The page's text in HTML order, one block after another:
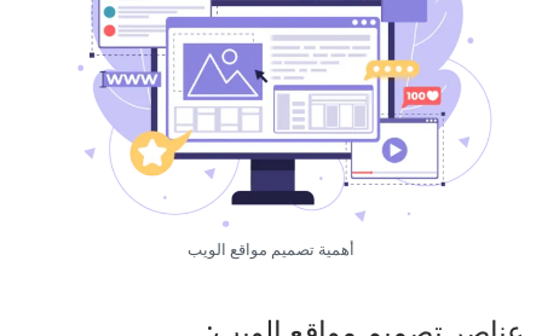
أهمية تصميم مواقع الويب